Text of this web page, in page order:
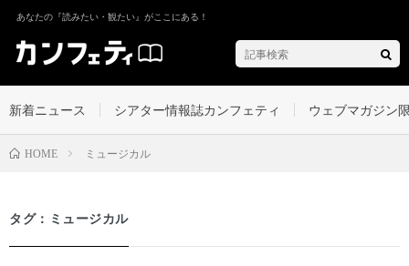
あなたの『読みたい・観たい』がここにある！
新着ニュース シアター情報誌カンフェティ ウェブマガジン
HOME ミュージカル
タグ：ミュージカル